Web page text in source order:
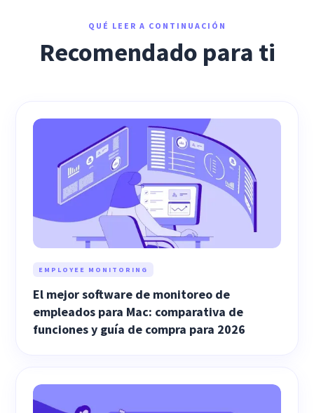
QUÉ LEER A CONTINUACIÓN
Recomendado para ti
EMPLOYEE MONITORING
El mejor software de monitoreo de
empleados para Mac: comparativa de
funciones y guía de compra para 2026